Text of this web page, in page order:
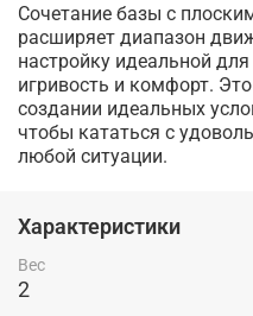
Сочетание базы с
расширяет диапазон
настройку идеальной
игривость и комфорт.
создании идеальных
чтобы кататься с
любой ситуации.
Характеристики
Вес
2